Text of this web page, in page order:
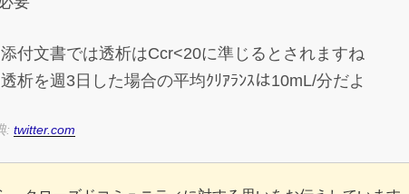
添付文書では透析はCcr<20に準じるとされますね
透析を週3日した場合の平均ｸﾘｱﾗﾝｽは10mL/分だよ
: twitter.com